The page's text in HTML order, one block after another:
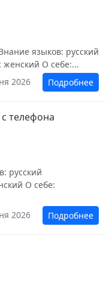
языков: русский
женский О себе:...
2026
Подробнее
телефона
русский
О себе:
2026
Подробнее